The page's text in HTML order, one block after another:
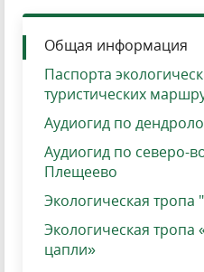
Общая информация
Паспорта
туристических
Аудиогид по
Аудиогид по северо-
Плещеево
Экологическая
Экологическая тропа
цапли»